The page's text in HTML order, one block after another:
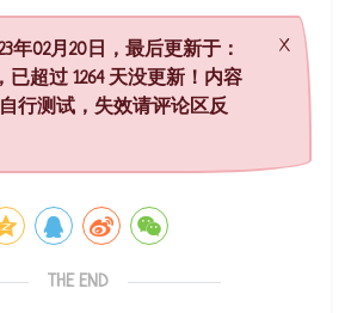
年02月20日，最后更新于：
已超过 1264 天没更新！内容
行测试，失效请评论区反
THE END